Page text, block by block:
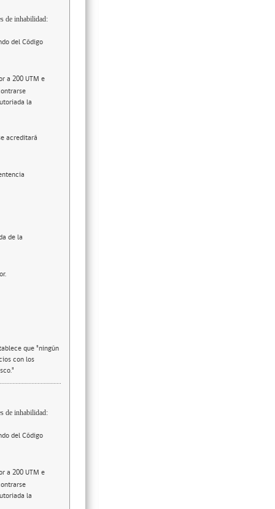
de inhabilidad:
del Código
a 200 UTM e
la
acreditará
de la
que "ningún
con los
de inhabilidad:
del Código
a 200 UTM e
la